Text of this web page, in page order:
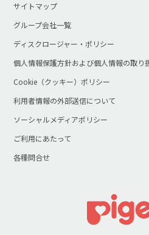
サイトマップ
グループ会社一覧
ディスクロージャー・ポリシー
個人情報保護方針および個人情報の取り
Cookie（クッキー）ポリシー
利用者情報の外部送信について
ソーシャルメディアポリシー
ご利用にあたって
各種問合せ